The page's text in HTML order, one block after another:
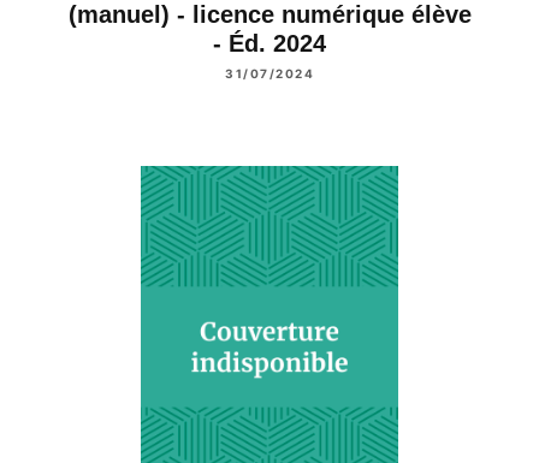
(manuel) - licence numérique élève
- Éd. 2024
31/07/2024